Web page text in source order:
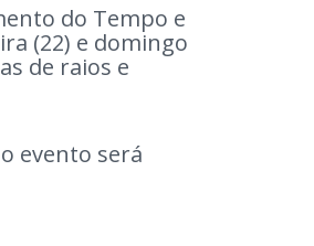
do Tempo e
(22) e domingo
de raios e
evento será